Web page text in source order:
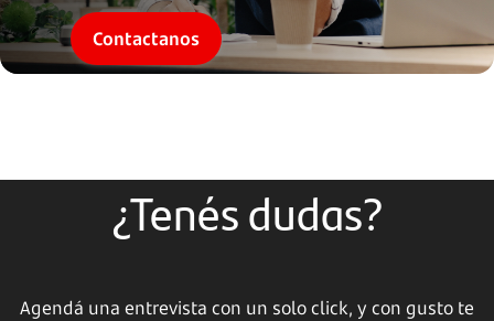
Contactanos
¿Tenés dudas?
Agendá una entrevista con un solo click, y con gusto te